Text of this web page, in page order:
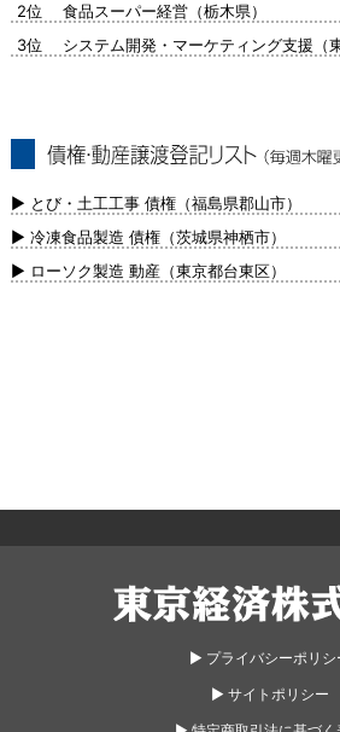
2位 食品スーパー経営（栃木県）
3位 システム開発・マーケティング支援（東
新）
▶ とび・土工工事 債権（福島県郡山市）
▶ 冷凍食品製造 債権（茨城県神栖市）
▶ ローソク製造 動産（東京都台東区）
▶︎ プライバシーポリシ
▶︎ サイトポリシー